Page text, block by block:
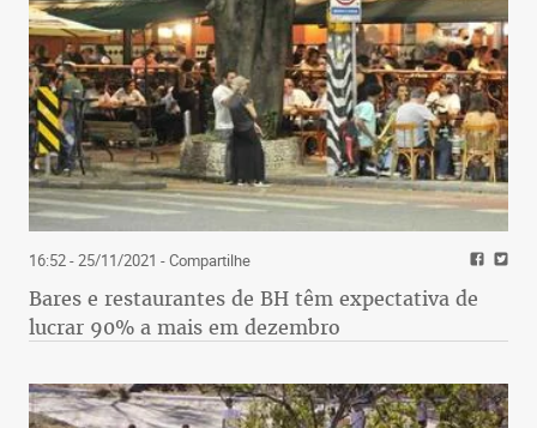
16:52 - 25/11/2021 - Compartilhe
Bares e restaurantes de BH têm expectativa de
lucrar 90% a mais em dezembro